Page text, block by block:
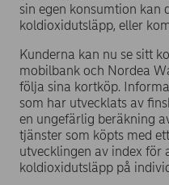
sin egen konsumtion kan
koldioxidutsläpp, eller
Kunderna kan nu se sitt
mobilbank och Nordea
följa sina kortköp.
som har utvecklats av
en ungefärlig beräkning
tjänster som köpts med
utvecklingen av index för
koldioxidutsläpp på